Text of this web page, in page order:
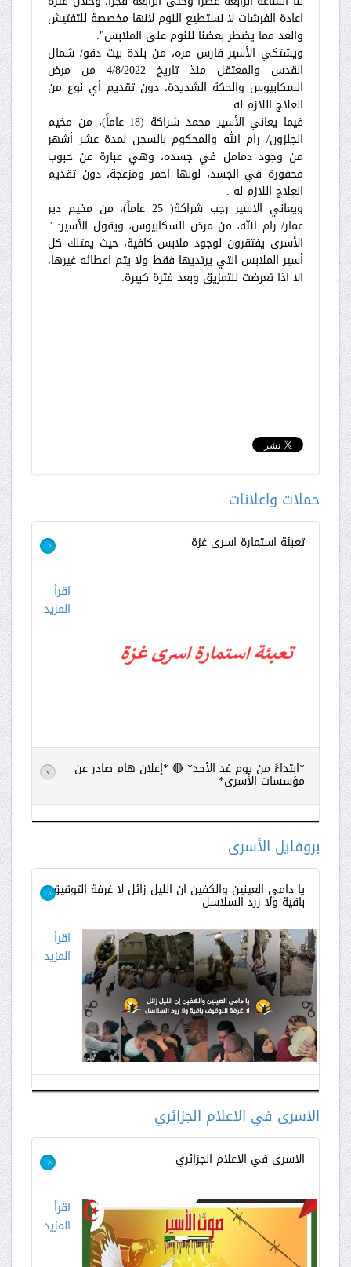
اعادة الفرشات لا نستطيع النوم لانها مخصصة للتفتيش
والعد مما يضطر بعضنا للنوم على الملابس".
ويشتكي الأسير فارس مره، من بلدة بيت دقو/ شمال
القدس والمعتقل منذ تاريخ 4/8/2022 من مرض
السكابيوس والحكة الشديدة، دون تقديم أي نوع من
العلاج اللازم له.
فيما يعاني الأسير محمد شراكة (18 عاماً)، من مخيم
الجلزون/ رام الله والمحكوم بالسجن لمدة عشر أشهر
من وجود دمامل في جسده، وهي عبارة عن حبوب
محفورة في الجسد، لونها احمر ومزعجة، دون تقديم
العلاج اللازم له .
ويعاني الاسير رجب شراكة( 25 عاماً)، من مخيم دير
عمار/ رام الله، من مرض السكابيوس، ويقول الأسير: "
الأسرى يفتقرون لوجود ملابس كافية، حيث يمتلك كل
أسير الملابس التي يرتديها فقط ولا يتم اعطائه غيرها،
الا اذا تعرضت للتمزيق وبعد فترة كبيرة.
حملات واعلانات
تعبئة استمارة اسرى غزة >
اقرأ
المزيد
*ابتداءً من يوم غد الأحد* 🔴 *إعلان هام صادر عن
مؤسسات الأسرى* >
اقرأ
بروفايل الأسرى
يا دامي العينين والكفين ان الليل زائل لا غرفة التوقيق
باقية ولا زرد السلاسل >
اقرأ
المزيد
الاسرى في الاعلام الجزائري
الاسرى في الاعلام الجزائري >
اقرأ
المزيد